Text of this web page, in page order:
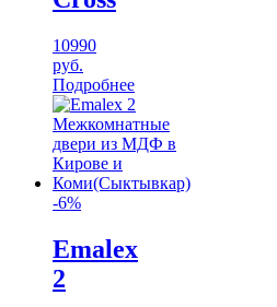
10990
руб.
Подробнее
-6%
Emalex
2